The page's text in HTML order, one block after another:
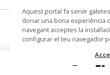
bolo
Lloc d'execució
Aquest portal fa servir
donar una bona experiència
navegant acceptes la
configurar el teu navegador